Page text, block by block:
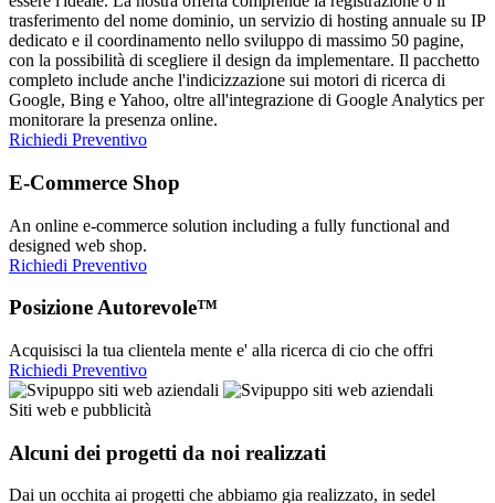
trasferimento del nome dominio, un servizio di hosting annuale su IP
dedicato e il coordinamento nello sviluppo di massimo 50 pagine,
con la possibilità di scegliere il design da implementare. Il pacchetto
completo include anche l'indicizzazione sui motori di ricerca di
Google, Bing e Yahoo, oltre all'integrazione di Google Analytics per
monitorare la presenza online.
Richiedi Preventivo
E-Commerce Shop
An online e-commerce solution including a fully functional and
designed web shop.
Richiedi Preventivo
Posizione Autorevole™
Acquisisci la tua clientela mente e' alla ricerca di cio che offri
Richiedi Preventivo
Siti web e pubblicità
Alcuni dei progetti da noi realizzati
Dai un occhita ai progetti che abbiamo gia realizzato, in sedel